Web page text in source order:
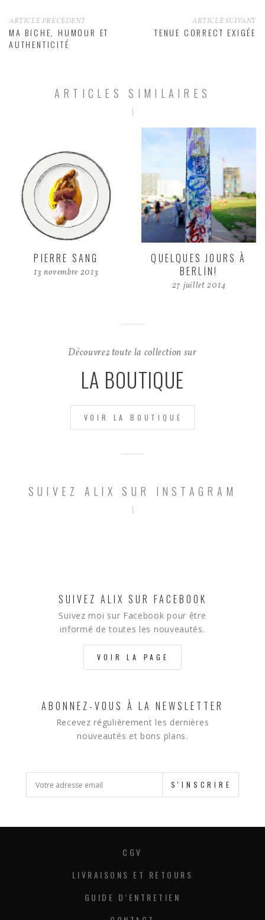
ARTICLE PRÉCÉDENT
MA BICHE, HUMOUR ET
AUTHENTICITÉ
ARTICLE SUIVANT
TENUE CORRECT EXIGÉE
ARTICLES SIMILAIRES
PIERRE SANG
13 novembre 2013
QUELQUES JOURS À
BERLIN!
27 juillet 2014
Découvrez toute la collection sur
LA BOUTIQUE
VOIR LA BOUTIQUE
SUIVEZ ALIX SUR INSTAGRAM
SUIVEZ ALIX SUR FACEBOOK
Suivez moi sur Facebook pour être
informé de toutes les nouveautés.
VOIR LA PAGE
ABONNEZ-VOUS À LA NEWSLETTER
Recevez régulièrement les dernières
nouveautés et bons plans.
S'INSCRIRE
CGV
LIVRAISONS ET RETOURS
GUIDE D’ENTRETIEN